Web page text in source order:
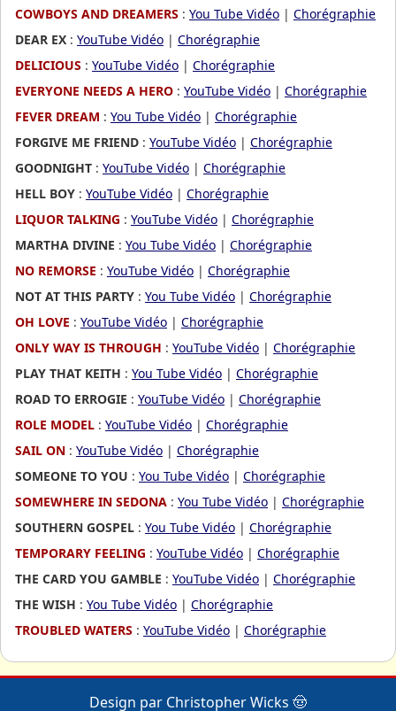
COWBOYS AND DREAMERS : You Tube Vidéo | Chorégraphie
DEAR EX : YouTube Vidéo | Chorégraphie
DELICIOUS : YouTube Vidéo | Chorégraphie
EVERYONE NEEDS A HERO : YouTube Vidéo | Chorégraphie
FEVER DREAM : You Tube Vidéo | Chorégraphie
FORGIVE ME FRIEND : YouTube Vidéo | Chorégraphie
GOODNIGHT : YouTube Vidéo | Chorégraphie
HELL BOY : YouTube Vidéo | Chorégraphie
LIQUOR TALKING : YouTube Vidéo | Chorégraphie
MARTHA DIVINE : You Tube Vidéo | Chorégraphie
NO REMORSE : YouTube Vidéo | Chorégraphie
NOT AT THIS PARTY : You Tube Vidéo | Chorégraphie
OH LOVE : YouTube Vidéo | Chorégraphie
ONLY WAY IS THROUGH : YouTube Vidéo | Chorégraphie
PLAY THAT KEITH : You Tube Vidéo | Chorégraphie
ROAD TO ERROGIE : YouTube Vidéo | Chorégraphie
ROLE MODEL : YouTube Vidéo | Chorégraphie
SAIL ON : YouTube Vidéo | Chorégraphie
SOMEONE TO YOU : You Tube Vidéo | Chorégraphie
SOMEWHERE IN SEDONA : You Tube Vidéo | Chorégraphie
SOUTHERN GOSPEL : You Tube Vidéo | Chorégraphie
TEMPORARY FEELING : YouTube Vidéo | Chorégraphie
THE CARD YOU GAMBLE : YouTube Vidéo | Chorégraphie
THE WISH : You Tube Vidéo | Chorégraphie
TROUBLED WATERS : YouTube Vidéo | Chorégraphie
Design par Christopher Wicks 🤠